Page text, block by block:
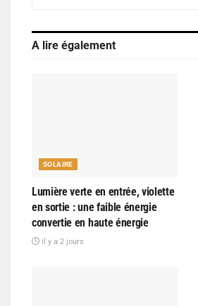
A lire également
SOLAIRE
Lumière verte en entrée, violette
en sortie : une faible énergie
convertie en haute énergie
il y a 2 jours